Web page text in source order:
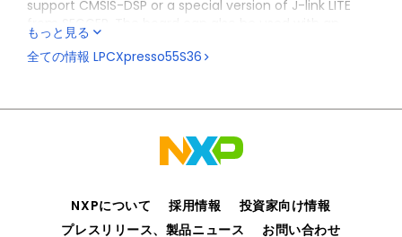
support CMSIS-DSP or a special version of J-link LITE
from SEGGER. The board can also be used with an
external debug probe such as those from SEGGER and
P&E.
もっと見る
全ての情報 LPCXpresso55S36
NXPについて 採用情報
投資家向け情報
プレスリリース、製品ニュース
お問い合わせ